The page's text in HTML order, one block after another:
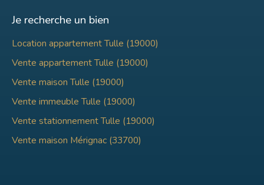
Je recherche un bien
Location appartement Tulle (19000)
Vente appartement Tulle (19000)
Vente maison Tulle (19000)
Vente immeuble Tulle (19000)
Vente stationnement Tulle (19000)
Vente maison Mérignac (33700)